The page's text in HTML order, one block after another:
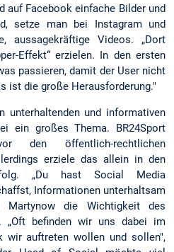
auf Facebook einfache Bilder und
setze man bei Instagram und
aussagekräftige Videos. „Dort
Effekt“ erzielen. In den ersten
passieren, damit der User nicht
ist die große Herausforderung."
unterhaltenden und informativen
ein großes Thema. BR24Sport
den öffentlich-rechtlichen
erziele das allein in den
„Du hast Social Media
Informationen unterhaltsam
Martynow die Wichtigkeit des
„Oft befinden wir uns dabei im
wir auftreten wollen und sollen",